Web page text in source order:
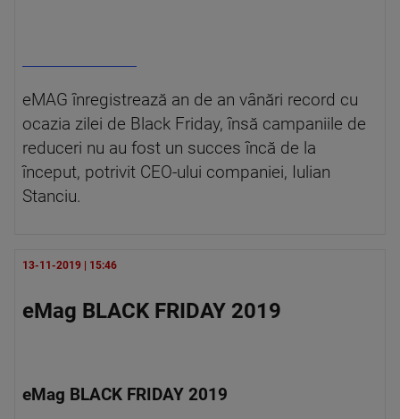
eMAG înregistrează an de an vânări record cu
ocazia zilei de Black Friday, însă campaniile de
reduceri nu au fost un succes încă de la
început, potrivit CEO-ului companiei, Iulian
Stanciu.
13-11-2019 | 15:46
eMag BLACK FRIDAY 2019
eMag BLACK FRIDAY 2019